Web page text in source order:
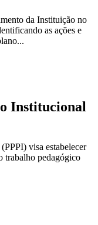
da Instituição no
as ações e
Institucional
visa estabelecer
trabalho pedagógico